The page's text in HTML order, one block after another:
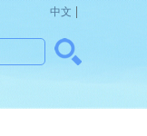
中文